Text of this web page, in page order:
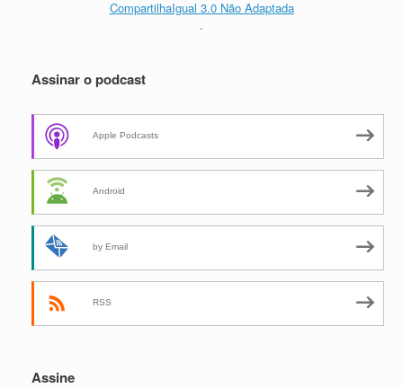
CompartilhaIgual 3.0 Não Adaptada
.
Assinar o podcast
Apple Podcasts
Android
by Email
RSS
Assine